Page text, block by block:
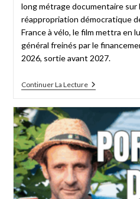
long métrage documentaire sur
réappropriation démocratique
France à vélo, le film mettra en
général freinés par le
2026, sortie avant 2027.
Continuer La Lecture